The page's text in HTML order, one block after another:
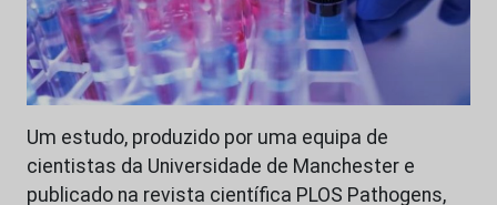
Um estudo, produzido por uma equipa de
cientistas da Universidade de Manchester e
publicado na revista científica PLOS Pathogens,